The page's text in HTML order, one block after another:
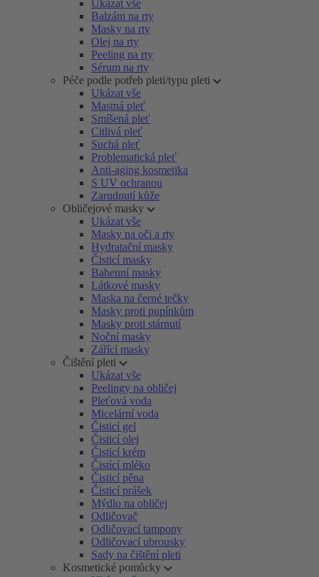
Ukázat vše
Balzám na rty
Masky na rty
Olej na rty
Peeling na rty
Sérum na rty
Péče podle potřeb pleti/typu pleti
Ukázat vše
Mastná pleť
Smíšená pleť
Citlivá pleť
Suchá pleť
Problematická pleť
Anti-aging kosmetika
S UV ochranou
Zarudnutí kůže
Obličejové masky
Ukázat vše
Masky na oči a rty
Hydratační masky
Čisticí masky
Bahenní masky
Látkové masky
Maska na černé tečky
Masky proti pupínkům
Masky proti stárnutí
Noční masky
Zářící masky
Čištění pleti
Ukázat vše
Peelingy na obličej
Pleťová voda
Micelární voda
Čisticí gel
Čisticí olej
Čisticí krém
Čistící mléko
Čisticí pěna
Čisticí prášek
Mýdlo na obličej
Odličovač
Odličovací tampony
Odličovací ubrousky
Sady na čištění pleti
Kosmetické pomůcky